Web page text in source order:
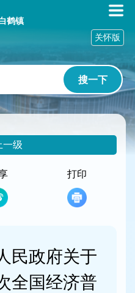
鹤镇
搜一下
关怀版
一级
打印
民政府关于
全国经济普